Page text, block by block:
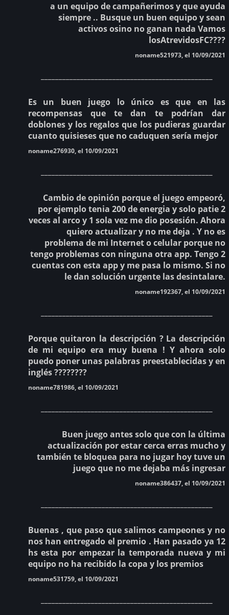
a un equipo de campañerimos y que ayuda
siempre .. Busque un buen equipo y sean
activos osino no ganan nada Vamos
losAtrevidosFC????
noname521973, el 10/09/2021
Es un buen juego lo único es que en las
recompensas que te dan te podrían dar
doblones y los regalos que los pudieras guardar
cuanto quisieses que no caduquen sería mejor
noname276930, el 10/09/2021
Cambio de opinión porque el juego empeoró,
por ejemplo tenia 200 de energia y solo patie 2
veces al arco y 1 sola vez me dio posesión. Ahora
quiero actualizar y no me deja . Y no es
problema de mi Internet o celular porque no
tengo problemas con ninguna otra app. Tengo 2
cuentas con esta app y me pasa lo mismo. Si no
le dan solución urgente las desintalare.
noname192367, el 10/09/2021
Porque quitaron la descripción ? La descripción
de mi equipo era muy buena ! Y ahora solo
puedo poner unas palabras preestablecidas y en
inglés ????????
noname781986, el 10/09/2021
Buen juego antes solo que con la última
actualización por estar cerca erras mucho y
también te bloquea para no jugar hoy tuve un
juego que no me dejaba más ingresar
noname386437, el 10/09/2021
Buenas , que paso que salimos campeones y no
nos han entregado el premio . Han pasado ya 12
hs esta por empezar la temporada nueva y mi
equipo no ha recibido la copa y los premios
noname531759, el 10/09/2021